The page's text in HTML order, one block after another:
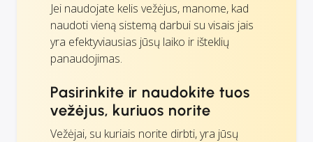
Jei naudojate kelis vežėjus, manome, kad
naudoti vieną sistemą darbui su visais jais
yra efektyviausias jūsų laiko ir išteklių
panaudojimas.
Pasirinkite ir naudokite tuos
vežėjus, kuriuos norite
Vežėjai, su kuriais norite dirbti, yra jūsų